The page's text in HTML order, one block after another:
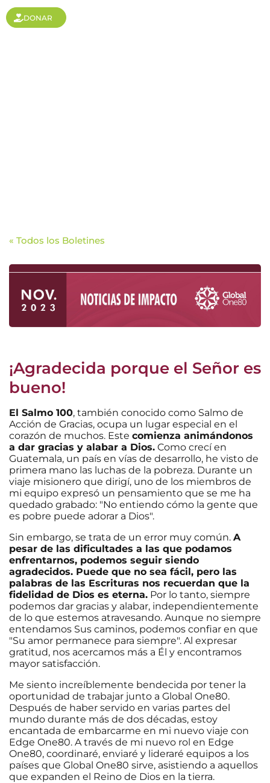
DONAR
« Todos los Boletines
¡Agradecida porque el Señor es
bueno!
El Salmo 100, también conocido como Salmo de
Acción de Gracias, ocupa un lugar especial en el
corazón de muchos. Este comienza animándonos
a dar gracias y alabar a Dios. Como crecí en
Guatemala, un país en vías de desarrollo, he visto de
primera mano las luchas de la pobreza. Durante un
viaje misionero que dirigí, uno de los miembros de
mi equipo expresó un pensamiento que se me ha
quedado grabado: "No entiendo cómo la gente que
es pobre puede adorar a Dios".
Sin embargo, se trata de un error muy común. A
pesar de las dificultades a las que podamos
enfrentarnos, podemos seguir siendo
agradecidos. Puede que no sea fácil, pero las
palabras de las Escrituras nos recuerdan que la
fidelidad de Dios es eterna. Por lo tanto, siempre
podemos dar gracias y alabar, independientemente
de lo que estemos atravesando. Aunque no siempre
entendamos Sus caminos, podemos confiar en que
"Su amor permanece para siempre". Al expresar
gratitud, nos acercamos más a Él y encontramos
mayor satisfacción.
Me siento increíblemente bendecida por tener la
oportunidad de trabajar junto a Global One80.
Después de haber servido en varias partes del
mundo durante más de dos décadas, estoy
encantada de embarcarme en mi nuevo viaje con
Edge One80. A través de mi nuevo rol en Edge
One80, coordinaré, enviaré y lideraré equipos a los
países que Global One80 sirve, asistiendo a aquellos
que expanden el Reino de Dios en la tierra.